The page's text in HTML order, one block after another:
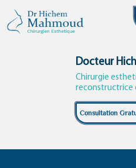
content
Docteur
Chirurgie
reconstructrice
Consultation